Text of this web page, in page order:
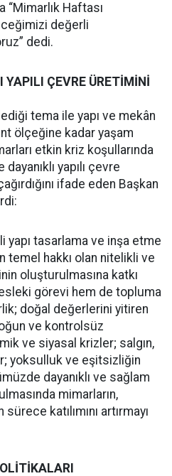
“Mimarlık Haftası
değerli
dedi.
YAPILI ÇEVRE ÜRETİMİNİ
tema ile yapı ve mekân
ölçeğine kadar yaşam
etkin kriz koşullarında
yapılı çevre
ifade eden Başkan
yapı tasarlama ve inşa etme
temel hakkı olan nitelikli ve
oluşturulmasına katkı
görevi hem de topluma
doğal değerlerini yitiren
ve kontrolsüz
ve siyasal krizler; salgın,
yoksulluk ve eşitsizliğin
dayanıklı ve sağlam
mimarların,
katılımını artırmayı